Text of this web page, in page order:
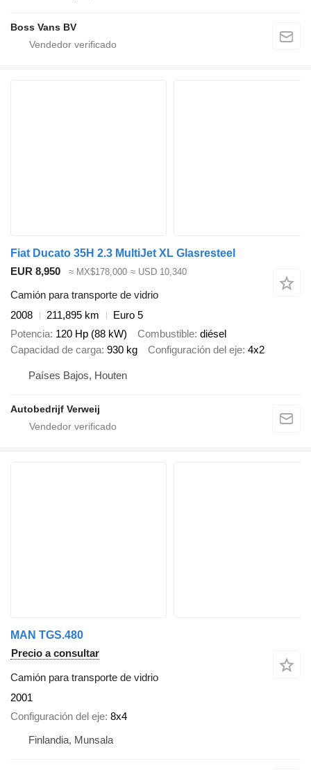
Boss Vans BV
Fiat Ducato 35H 2.3 MultiJet XL Glasresteel
EUR 8,950
≈ MX$178,000 ≈ USD 10,340
Camión para transporte de vidrio
2008
211,895 km
Euro 5
Potencia 120 Hp (88 kW) Combustible diésel
Capacidad de carga 930 kg Configuración del eje 4x2
Países Bajos, Houten
Autobedrijf Verweij
MAN TGS.480
Precio a consultar
Camión para transporte de vidrio
2001
Configuración del eje 8x4
Finlandia, Munsala